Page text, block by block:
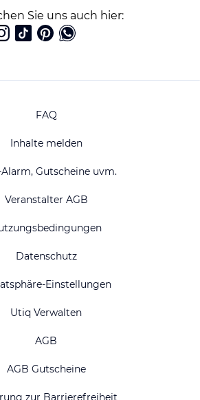
Sie uns auch hier:
FAQ
Inhalte melden
Gutscheine uvm.
Veranstalter AGB
Datenschutz
Einstellungen
Utiq Verwalten
AGB
AGB Gutscheine
zur Barrierefreiheit